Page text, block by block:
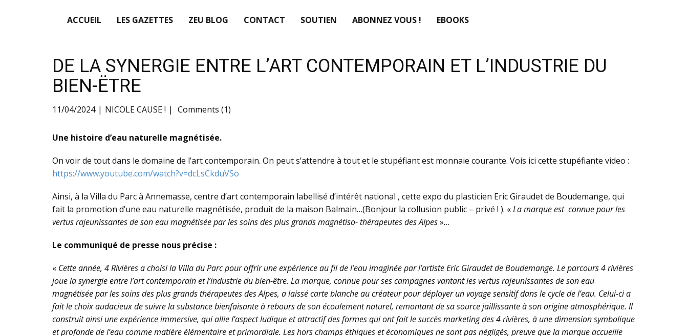
ACCUEIL LES GAZETTES ZEU BLOG CONTACT SOUTIEN ABONNEZ VOUS ! EBOOKS
DE LA SYNERGIE ENTRE L’ART CONTEMPORAIN ET L’INDUSTRIE DU
BIEN-ËTRE
11/04/2024 NICOLE CAUSE ! Comments (1)
Une histoire d’eau naturelle magnétisée.
On voir de tout dans le domaine de l’art contemporain. On peut s’attendre à tout et le stupéfiant est monnaie courante. Vois ici cette stupéfiante video :
https://www.youtube.com/watch?v=dcLsCkduVSo
Ainsi, à la Villa du Parc à Annemasse, centre d’art contemporain labellisé d’intérêt national , cette expo du plasticien Eric Giraudet de Boudemange, qui
fait la promotion d’une eau naturelle magnétisée, produit de la maison Balmain…(Bonjour la collusion public – privé ! ). «La marque est connue pour les
vertus rajeunissantes de son eau magnétisée par les soins des plus grands magnétiso- thérapeutes des Alpes»…
Le communiqué de presse nous précise :
« Cette année, 4 Rivièresa choisi la Villa du Parc pour offrir une expérience au fil de l’eau imaginée par l’artiste Eric Giraudet de Boudemange. Le parcours4 rivières
joue la synergie entre l’art contemporain et l’industrie du bien-être. La marque, connue pour ses campagnes vantant les vertus rajeunissantes de son eau
magnétisée par les soins des plus grands thérapeutes des Alpes, a laissé carte blanche au créateur pour déployer un voyage sensitif dans le cycle de l’eau. Celui-ci a
fait le choix audacieux de suivre la substance bienfaisante à rebours de son écoulement naturel, remontant de sa source jaillissante à son origine atmosphérique. Il
construit ainsi une expérience immersive, qui allie l’aspect ludique et attractif des formes qui ont fait le succès marketing des4 rivières, à une dimension symbolique
et profonde de l’eau comme matière élémentaire et primordiale. Les hors champs éthiques et économiques ne sont pas négligés, preuve que la marque accueille